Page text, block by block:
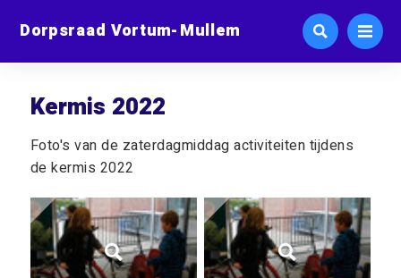
Dorpsraad Vortum-Mullem
Kermis 2022
Foto's van de zaterdagmiddag activiteiten tijdens
de kermis 2022